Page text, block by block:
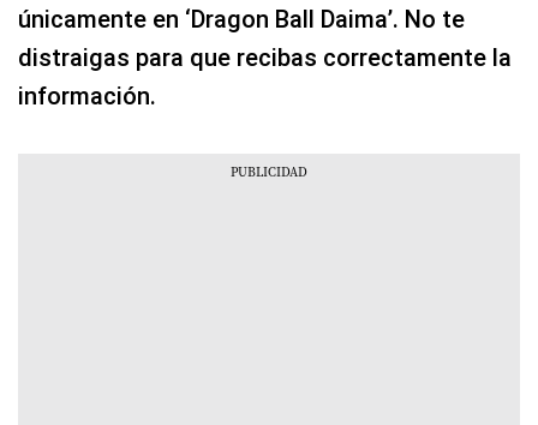
únicamente en ‘Dragon Ball Daima’. No te
distraigas para que recibas correctamente la
información.